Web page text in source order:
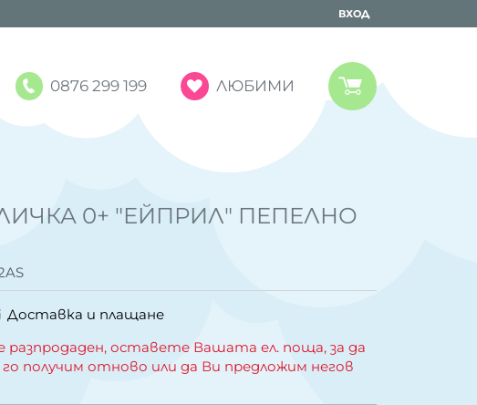
ВХОД
0876 299 199 ЛЮБИМИ
0+ "ЕЙПРИЛ" ПЕПЕЛНО
Доставка и плащане
оставете Вашата ел. поща, за да
получим отново или да Ви предложим негов